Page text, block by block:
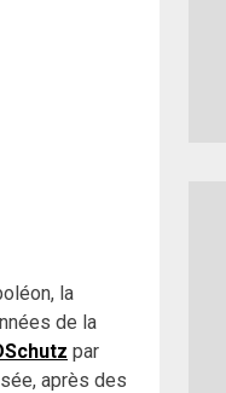
la
de la
par
après des